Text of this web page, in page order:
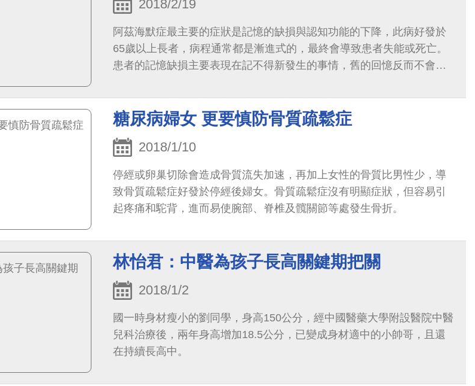
2018/2/19
阿茲海默症最主要的症狀是記憶的缺損與認知功能的下降，此病好發於
65歲以上長者，病程通常都是漸進式的，最終會導致患者失能或死亡。
患者的記憶缺損主要表現在記不得新發生的事情，舊的回憶反而不會在
糖尿病婦女 更要慎防骨質疏鬆症
2018/1/10
停經或卵巢切除會造成骨質流失加速，再加上女性的骨質比男性少，導
致骨質疏鬆症好發於停經後婦女。骨質疏鬆症沒有明顯症狀，但容易引
起疼痛和駝背，進而易使腕部、脊椎及髖關節等處發生骨折。
林怡君：中醫為孩子長高關鍵期把關
2018/1/2
國一時身材瘦小的劉同學，身高150公分，經中國醫藥大學附設醫院中醫
兒科治療後，兩年身高增加18.5公分，已變成身材適中的小帥哥，且還
在持續長高中。